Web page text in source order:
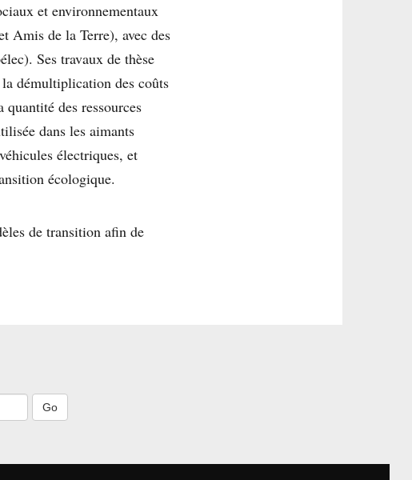
et environnementaux
Amis de la Terre), avec des
Ses travaux de thèse
démultiplication des coûts
des ressources
dans les aimants
électriques, et
écologique.
de transition afin de